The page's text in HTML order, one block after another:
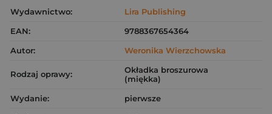
Wydawnictwo:
Lira Publishing
EAN:
9788367654364
Autor:
Weronika Wierzchowska
Rodzaj oprawy:
Okładka broszurowa
(miękka)
Wydanie:
pierwsze